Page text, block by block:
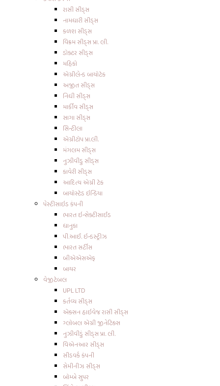
રાસી સીડ્સ
નામધારી સીડ્સ
કળશ સીડ્સ
વિક્રમ સીડ્સ પ્રા. લી.
ડોક્ટર સીડ્સ
મહિકો
એગ્રીલેન્ડ બાયોટેક
અજીત સીડ્સ
નિધી સીડ્સ
માર્કીવ સીડ્સ
સાગા સીડ્સ
સિન્ટીલા
એગ્રીટોપ પ્રા.લી.
મંગલમ સીડ્સ
નુઝીવીડુ સીડ્સ
કાવેરી સીડ્સ
આદિત્ય એગ્રી ટેક
બાયોસ્ટેડ ઇન્ડિયા
પેસ્ટીસાઇડ કંપની
ભારત ઇન્સેક્ટીસાઈડ
ધાનુકા
પી.આઈ. ઇન્ડસ્ટ્રીઝ
ભારત સર્ટીસ
બીએએસએફ
બાયર
વેજીટેબલ
UPL LTD
કર્તવ્ય સીડ્સ
એક્સન હાઇવેજ રાસી સીડ્સ
ગ્લોબલ એગ્રી જીનેટિક્સ
નુઝીવીડું સીડ્સ પ્રા. લી.
વિએનઆર સીડ્સ
સીડવર્ક કંપની
સેમીનીઝ સીડ્સ
બોમ્બે સુપર